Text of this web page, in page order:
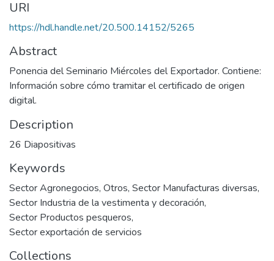
URI
https://hdl.handle.net/20.500.14152/5265
Abstract
Ponencia del Seminario Miércoles del Exportador. Contiene:
Información sobre cómo tramitar el certificado de origen
digital.
Description
26 Diapositivas
Keywords
Sector Agronegocios, Otros, Sector Manufacturas diversas,
Sector Industria de la vestimenta y decoración,
Sector Productos pesqueros,
Sector exportación de servicios
Collections